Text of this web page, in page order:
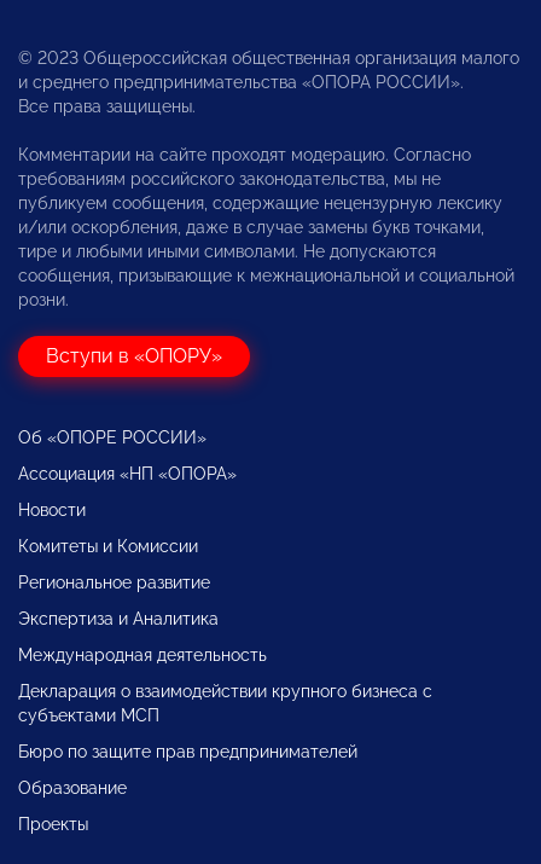
© 2023 Общероссийская общественная организация малого
и среднего предпринимательства «ОПОРА РОССИИ».
Все права защищены.
Комментарии на сайте проходят модерацию. Согласно
требованиям российского законодательства, мы не
публикуем сообщения, содержащие нецензурную лексику
и/или оскорбления, даже в случае замены букв точками,
тире и любыми иными символами. Не допускаются
сообщения, призывающие к межнациональной и социальной
розни.
Вступи в «ОПОРУ»
Об «ОПОРЕ РОССИИ»
Ассоциация «НП «ОПОРА»
Новости
Комитеты и Комиссии
Региональное развитие
Экспертиза и Аналитика
Международная деятельность
Декларация о взаимодействии крупного бизнеса с
субъектами МСП
Бюро по защите прав предпринимателей
Образование
Проекты